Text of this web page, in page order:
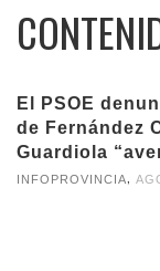
El PSOE
de Fernández
Guardiola
INFOPROVINCIA